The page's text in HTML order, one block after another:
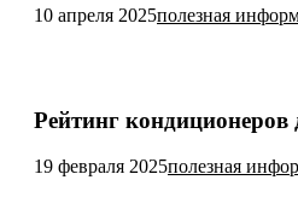
10 апреля 2025полезная
Рейтинг кондиционеров
19 февраля 2025полезная